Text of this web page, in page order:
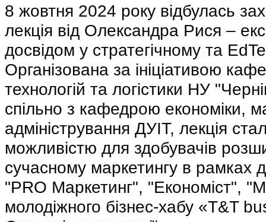
8 жовтня 2024 року відбулась
лекція від Олександра Рися –
досвідом у стратегічному та
Організована за ініціативою
технологій та логістики НУ
спільно з кафедрою економіки,
адміністрування ДУІТ, лекція
можливістю для здобувачів
сучасному маркетингу в рамках
"PRO Маркетинг", "Економіст",
молодіжного бізнес-хабу «T&T